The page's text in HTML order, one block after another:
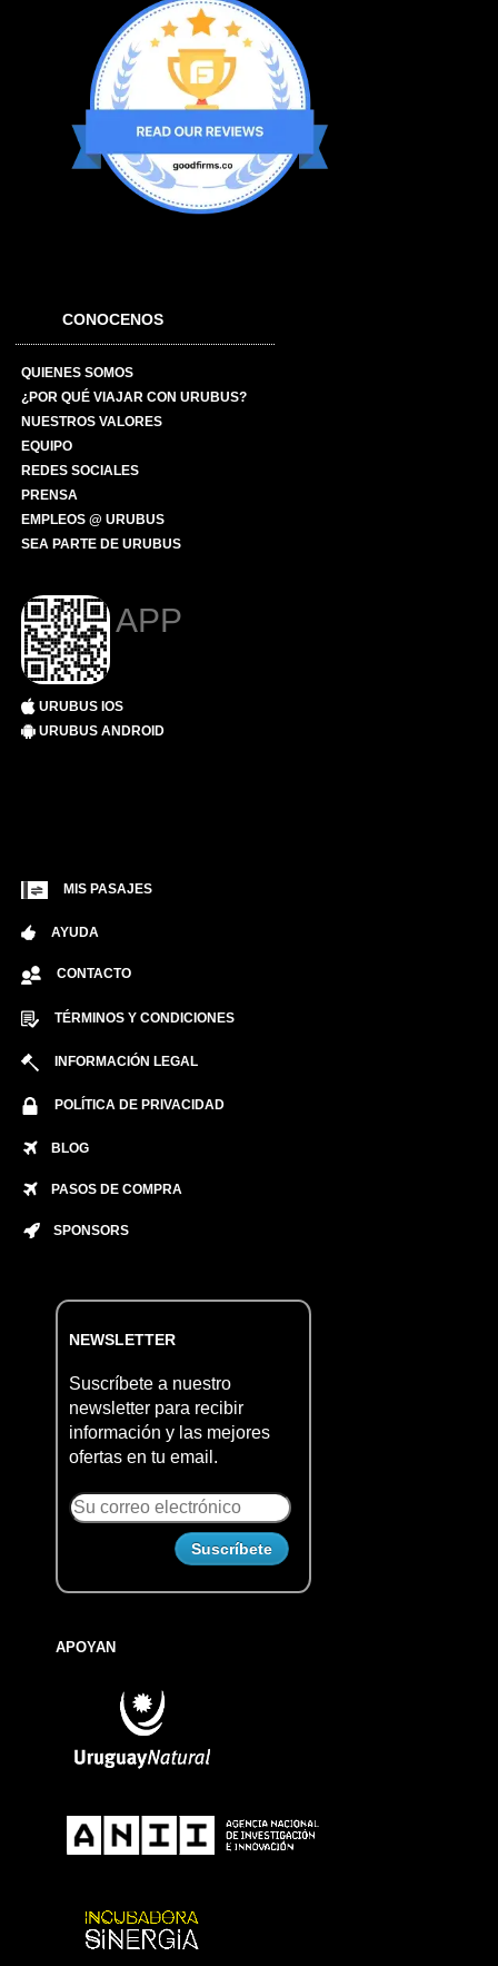
CONOCENOS
QUIENES SOMOS
¿POR QUÉ VIAJAR CON URUBUS?
NUESTROS VALORES
EQUIPO
REDES SOCIALES
PRENSA
EMPLEOS @ URUBUS
SEA PARTE DE URUBUS
APP
URUBUS IOS
URUBUS ANDROID
MIS PASAJES
AYUDA
CONTACTO
TÉRMINOS Y CONDICIONES
INFORMACIÓN LEGAL
POLÍTICA DE PRIVACIDAD
BLOG
PASOS DE COMPRA
SPONSORS
NEWSLETTER
Suscríbete a nuestro
newsletter para recibir
información y las mejores
ofertas en tu email.
APOYAN